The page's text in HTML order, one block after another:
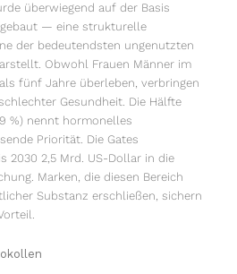
überwiegend auf der Basis
— eine strukturelle
der bedeutendsten ungenutzten
Obwohl Frauen Männer im
fünf Jahre überleben, verbringen
Gesundheit. Die Hälfte
%) nennt hormonelles
Priorität. Die Gates
2030 2,5 Mrd. US-Dollar in die
Marken, die diesen Bereich
Substanz erschließen, sichern